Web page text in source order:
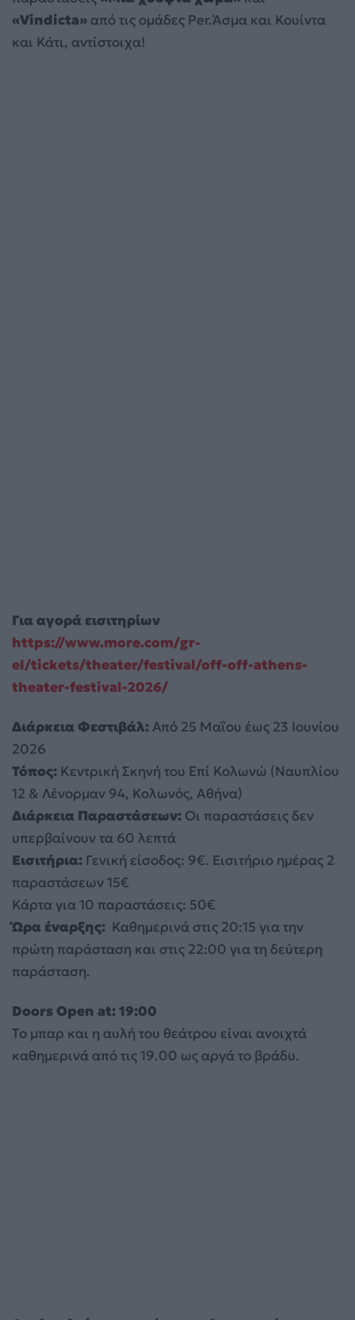
«Vindicta» από τις ομάδες Per.Άσμα και Κουίντα
και Κάτι, αντίστοιχα!
Για αγορά εισιτηρίων
https://www.more.com/gr-
el/tickets/theater/festival/off-off-athens-
theater-festival-2026/
Διάρκεια Φεστιβάλ:Από 25 Μαΐου έως 23 Ιουνίου
2026
Τόπος: Κεντρική Σκηνή του Επί Κολωνώ (Ναυπλίου
12 & Λένορμαν 94, Κολωνός, Αθήνα)
Διάρκεια Παραστάσεων: Οι παραστάσεις δεν
υπερβαίνουν τα 60 λεπτά
Εισιτήρια: Γενική είσοδος: 9€. Eισιτήριo ημέρας 2
παραστάσεων 15€
Κάρτα για 10 παραστάσεις: 50€
Ώρα έναρξης: Καθημερινά στις 20:15 για την
πρώτη παράσταση και στις 22:00 για τη δεύτερη
παράσταση.
Doors Open at: 19:00
Το μπαρ και η αυλή του θεάτρου είναι ανοιχτά
καθημερινά από τις 19.00 ως αργά το βράδυ.